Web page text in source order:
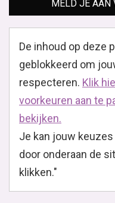
MELD JE AAN
De inhoud op deze
geblokkeerd om
respecteren. Klik
voorkeuren aan te
bekijken.
Je kan jouw
door onderaan de
klikken."